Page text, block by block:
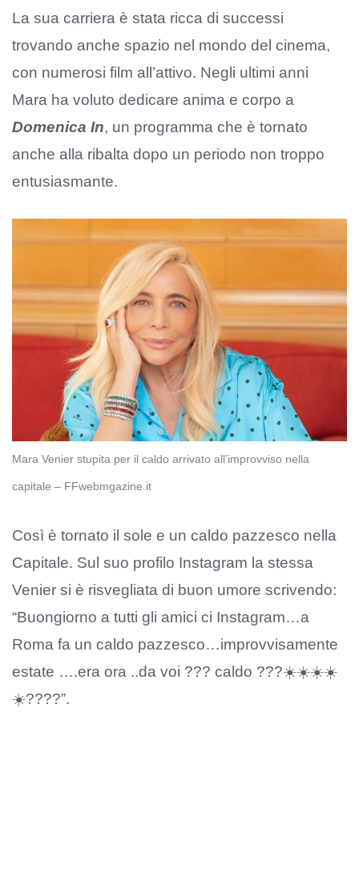
La sua carriera è stata ricca di successi
trovando anche spazio nel mondo del cinema,
con numerosi film all’attivo. Negli ultimi anni
Mara ha voluto dedicare anima e corpo a
Domenica In, un programma che è tornato
anche alla ribalta dopo un periodo non troppo
entusiasmante.
Mara Venier stupita per il caldo arrivato all’improvviso nella
capitale – FFwebmgazine.it
Così è tornato il sole e un caldo pazzesco nella
Capitale. Sul suo profilo Instagram la stessa
Venier si è risvegliata di buon umore scrivendo:
“Buongiorno a tutti gli amici ci Instagram…a
Roma fa un caldo pazzesco…improvvisamente
estate ….era ora ..da voi ??? caldo ???☀️☀️☀️☀️
☀️????”.